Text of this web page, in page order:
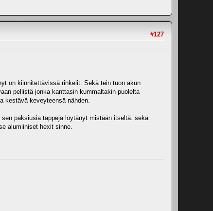
#127
on kiinnitettävissä rinkelit. Sekä tein tuon akun
pellistä jonka kanttasin kummaltakin puolelta
kestävä keveyteensä nähden.
paksiusia tappeja löytänyt mistään itseltä. sekä
alumiiniset hexit sinne.